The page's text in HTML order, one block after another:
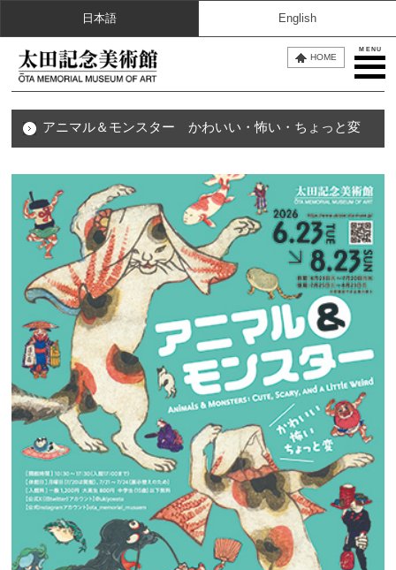
MENU
HOME
日本語 English
アニマル＆モンスター かわいい・怖い・ちょっと変